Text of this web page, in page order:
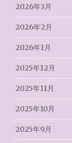
2026年3月
2026年2月
2026年1月
2025年12月
2025年11月
2025年10月
2025年9月